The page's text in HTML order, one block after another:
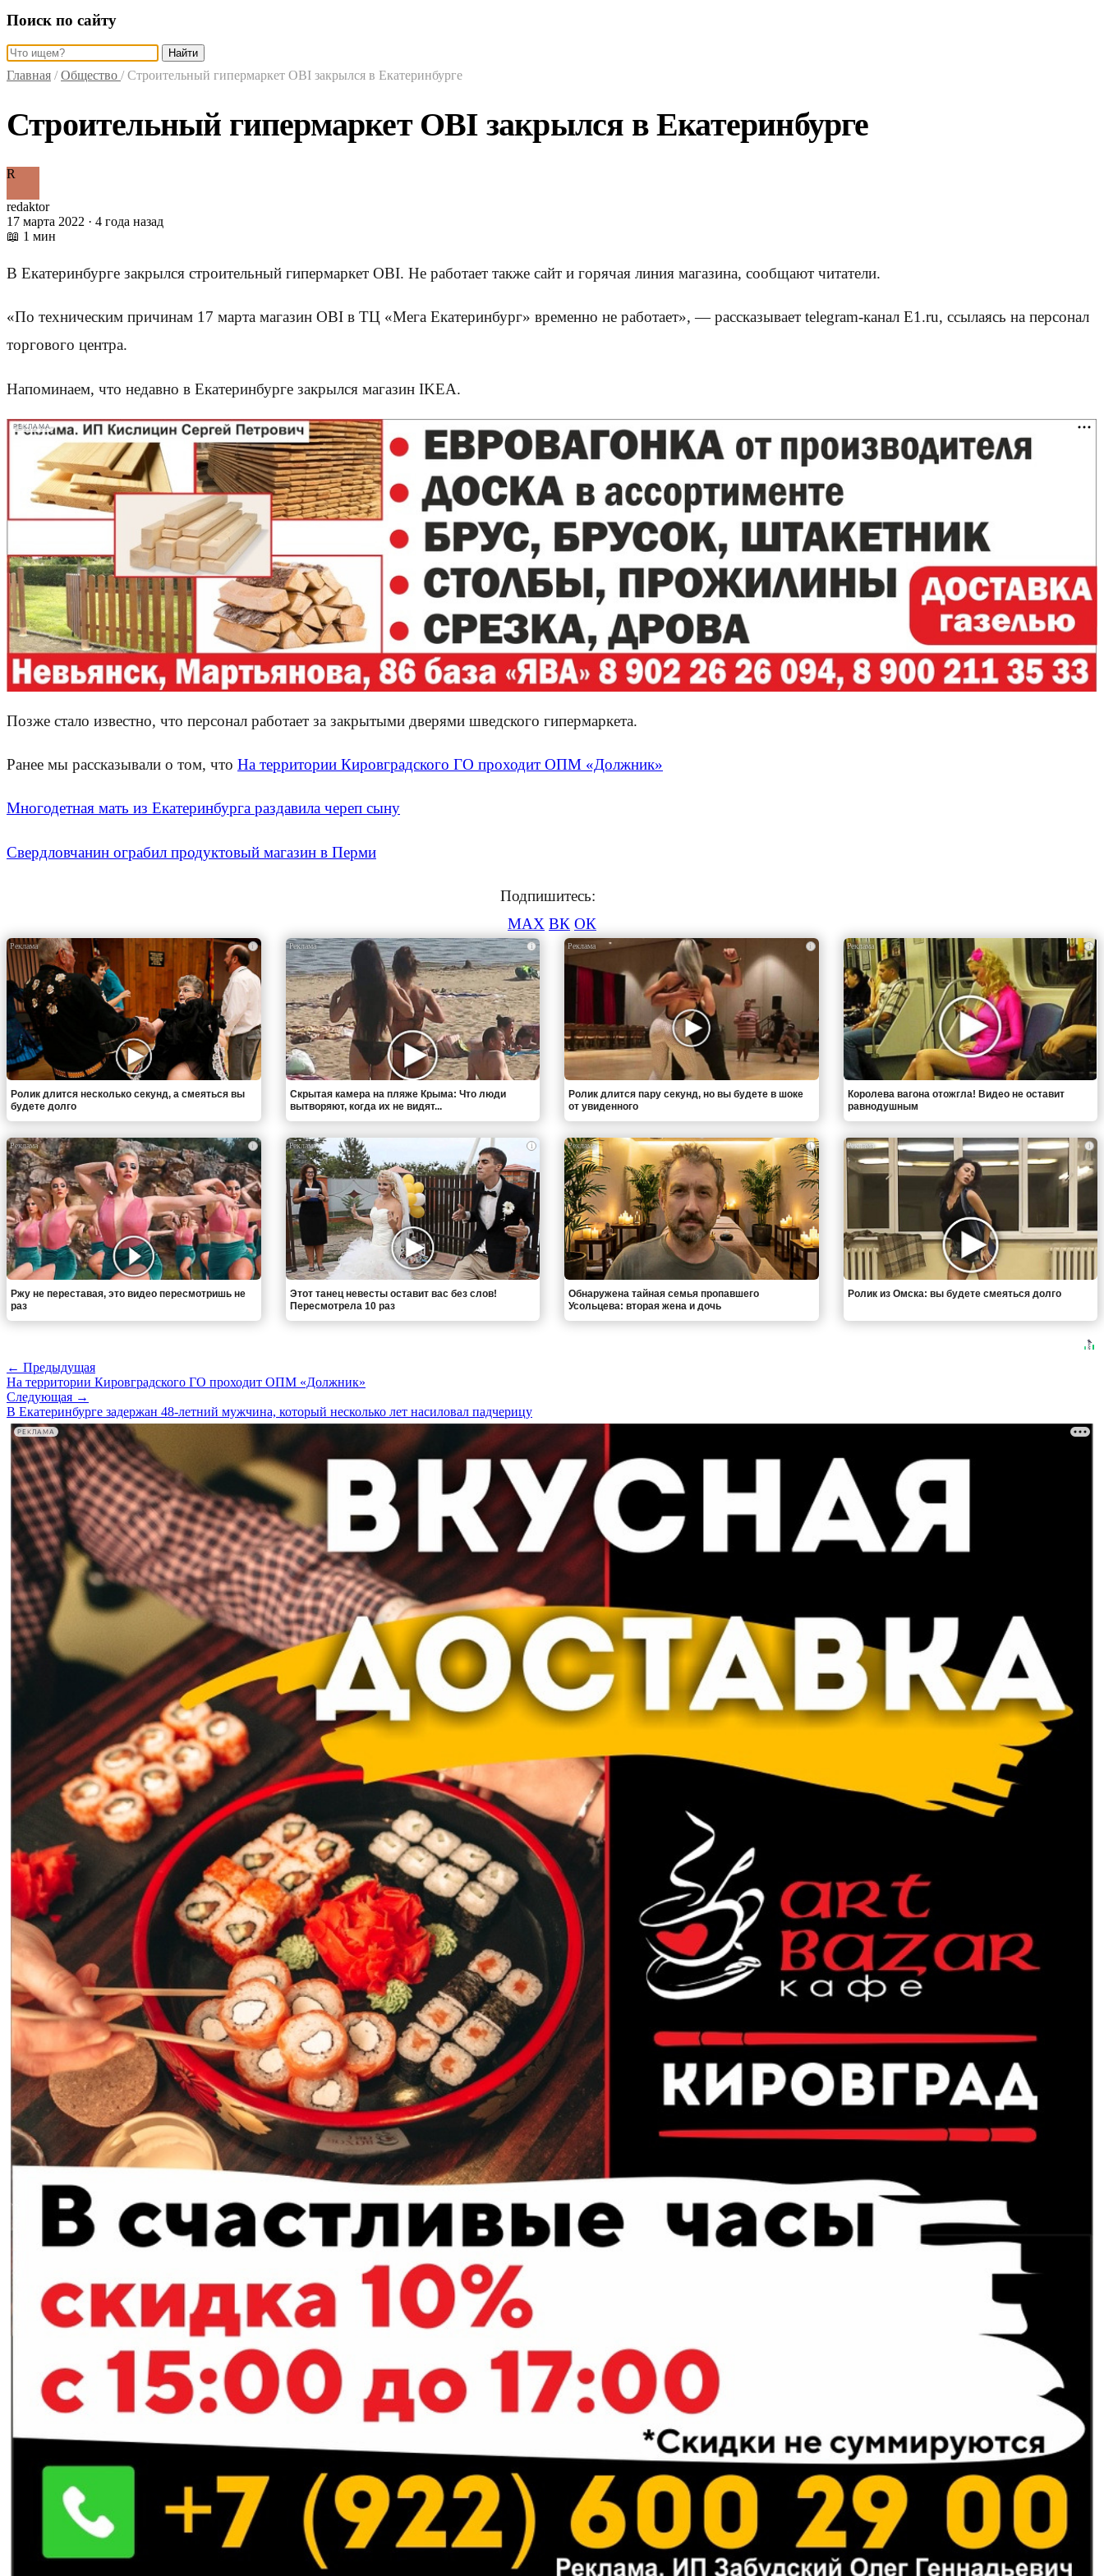
Поиск по сайту
Найти
Главная / Общество / Строительный гипермаркет OBI закрылся в Екатеринбурге
Строительный гипермаркет OBI закрылся в Екатеринбурге
R
redaktor
17 марта 2022 · 4 года назад
📖 1 мин
В Екатеринбурге закрылся строительный гипермаркет OBI. Не работает также сайт и горячая линия магазина, сообщают читатели.
«По техническим причинам 17 марта магазин OBI в ТЦ «Мега Екатеринбург» временно не работает», — рассказывает telegram-канал E1.ru, ссылаясь на персонал
торгового центра.
Напоминаем, что недавно в Екатеринбурге закрылся магазин IKEA.
РЕКЛАМА
Позже стало известно, что персонал работает за закрытыми дверями шведского гипермаркета.
Ранее мы рассказывали о том, что На территории Кировградского ГО проходит ОПМ «Должник»
Многодетная мать из Екатеринбурга раздавила череп сыну
Свердловчанин ограбил продуктовый магазин в Перми
Подпишитесь:
MAX ВК ОК
i
Ролик длится несколько секунд, а смеяться вы
будете долго
i
Скрытая камера на пляже Крыма: Что люди
вытворяют, когда их не видят...
i
Ролик длится пару секунд, но вы будете в шоке
от увиденного
i
Королева вагона отожгла! Видео не оставит
равнодушным
i
Ржу не переставая, это видео пересмотришь не
раз
i
Этот танец невесты оставит вас без слов!
Пересмотрела 10 раз
i
Обнаружена тайная семья пропавшего
Усольцева: вторая жена и дочь
i
Ролик из Омска: вы будете смеяться долго
← Предыдущая
На территории Кировградского ГО проходит ОПМ «Должник»
Следующая →
В Екатеринбурге задержан 48-летний мужчина, который несколько лет насиловал падчерицу
РЕКЛАМА